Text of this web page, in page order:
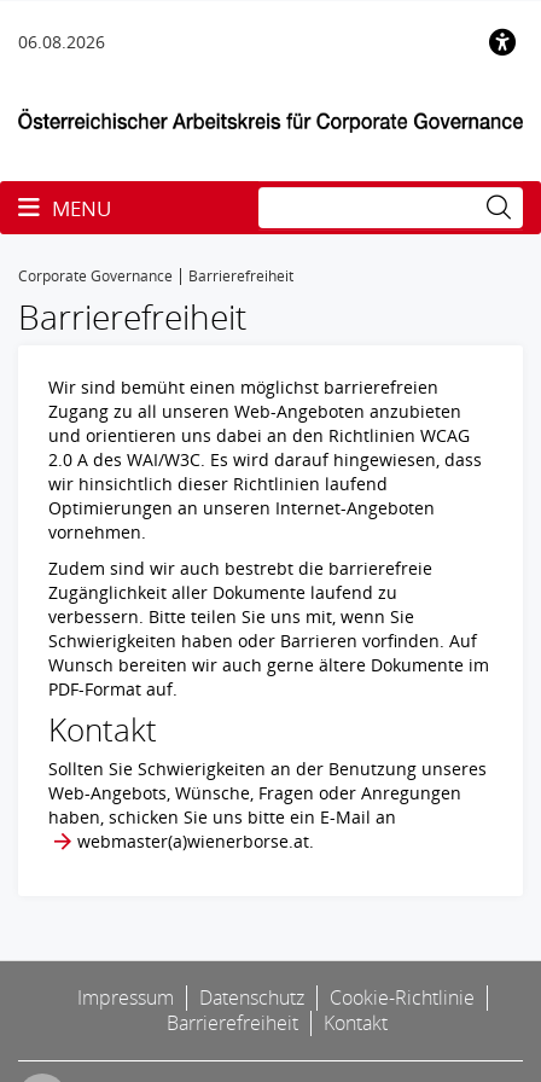
06.08.2026
Toggle navigation
MENU
Corporate Governance Barrierefreiheit
Barrierefreiheit
Wir sind bemüht einen möglichst barrierefreien
Zugang zu all unseren Web-Angeboten anzubieten
und orientieren uns dabei an den Richtlinien WCAG
2.0 A des WAI/W3C. Es wird darauf hingewiesen, dass
wir hinsichtlich dieser Richtlinien laufend
Optimierungen an unseren Internet-Angeboten
vornehmen.
Zudem sind wir auch bestrebt die barrierefreie
Zugänglichkeit aller Dokumente laufend zu
verbessern. Bitte teilen Sie uns mit, wenn Sie
Schwierigkeiten haben oder Barrieren vorfinden. Auf
Wunsch bereiten wir auch gerne ältere Dokumente im
PDF-Format auf.
Kontakt
Sollten Sie Schwierigkeiten an der Benutzung unseres
Web-Angebots, Wünsche, Fragen oder Anregungen
haben, schicken Sie uns bitte ein E-Mail an
webmaster​(a)​wienerborse.at.
Impressum Datenschutz
Cookie-Richtlinie
Barrierefreiheit
Kontakt